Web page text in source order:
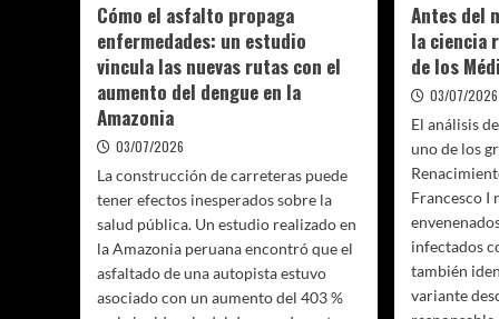
Cómo el asfalto propaga
enfermedades: un estudio
vincula las nuevas rutas con el
aumento del dengue en la
Amazonia
03/07/2026
La construcción de carreteras puede
tener efectos inesperados sobre la
salud pública. Un estudio realizado en
la Amazonia peruana encontró que el
asfaltado de una autopista estuvo
asociado con un aumento del 403 %
Antes del
la ciencia
de los
03/07/2026
El análisis
uno de los
Francesco I
infectados
también
variante